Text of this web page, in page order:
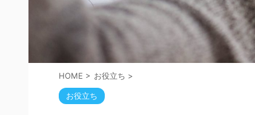
HOME > お役立ち >
お役立ち